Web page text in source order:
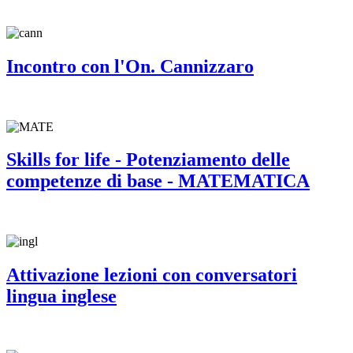
Incontro con l'On. Cannizzaro
Skills for life - Potenziamento delle
competenze di base - MATEMATICA
Attivazione lezioni con conversatori
lingua inglese